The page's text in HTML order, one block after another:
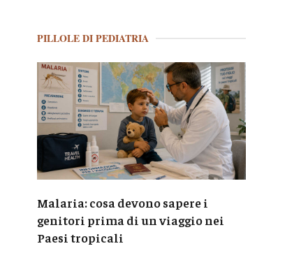
PILLOLE DI PEDIATRIA
Malaria: cosa devono sapere i
genitori prima di un viaggio nei
Paesi tropicali